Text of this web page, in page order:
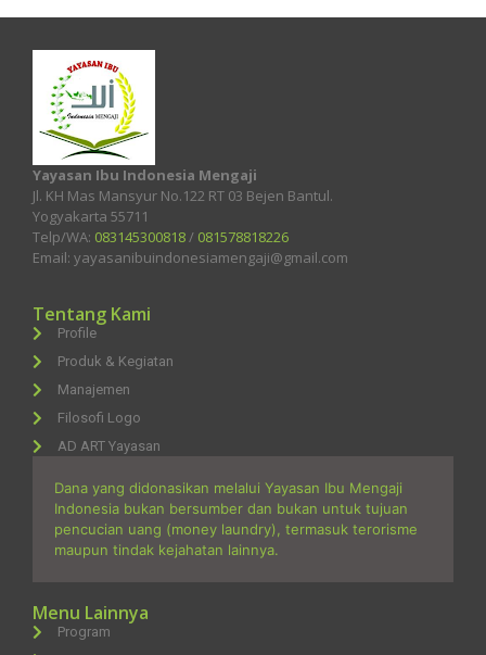
Yayasan Ibu Indonesia Mengaji
Jl. KH Mas Mansyur No.122 RT 03 Bejen Bantul.
Yogyakarta 55711
Telp/WA: 083145300818/ 081578818226
Email: yayasanibuindonesiamengaji@gmail.com
Tentang Kami
Profile
Produk & Kegiatan
Manajemen
Filosofi Logo
AD ART Yayasan
Dana yang didonasikan melalui Yayasan Ibu Mengaji
Indonesia bukan bersumber dan bukan untuk tujuan
pencucian uang (money laundry), termasuk terorisme
maupun tindak kejahatan lainnya.
Menu Lainnya
Program